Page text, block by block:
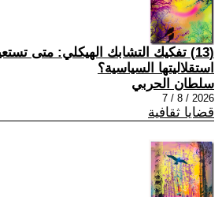
(13) تفكيك التشابك الهيكلي: متى
استقلاليتها السياسية؟
سلطان الحربي
2026 / 8 / 7
قضايا ثقافية